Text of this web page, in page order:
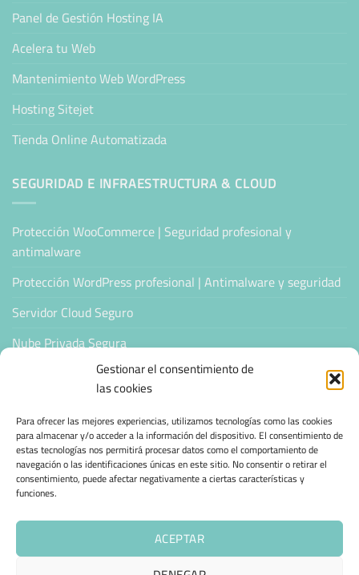
Gestionar el consentimiento de
las cookies
Para ofrecer las mejores experiencias, utilizamos tecnologías como las cookies
para almacenar y/o acceder a la información del dispositivo. El consentimiento de
estas tecnologías nos permitirá procesar datos como el comportamiento de
navegación o las identificaciones únicas en este sitio. No consentir o retirar el
consentimiento, puede afectar negativamente a ciertas características y
funciones.
ACEPTAR
Panel de Gestión Hosting IA
Acelera tu Web
Mantenimiento Web WordPress
Hosting Sitejet
Tienda Online Automatizada
SEGURIDAD E INFRAESTRUCTURA & CLOUD
Protección WooCommerce | Seguridad profesional y
antimalware
Protección WordPress profesional | Antimalware y seguridad
Servidor Cloud Seguro
Nube Privada Segura
CONFIANZA & ESPECIALIZACIÓN
Sello de Confianza
Empresas Verificadas +100 Protocolos Online
Migración desde otro proveedor
Hosting ecológico + IA
Hosting Empresarial 360